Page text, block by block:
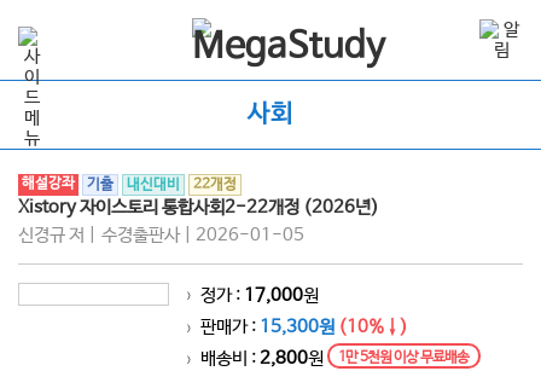
사회
해설강좌 기출 내신대비 22개정
Xistory 자이스토리 통합사회2-22개정 (2026년)
신경규 저 | 수경출판사 | 2026-01-05
> 정가 : 17,000원
> 판매가 : 15,300원 (10%↓)
> 배송비 :2,800원 1만 5천원 이상 무료배송